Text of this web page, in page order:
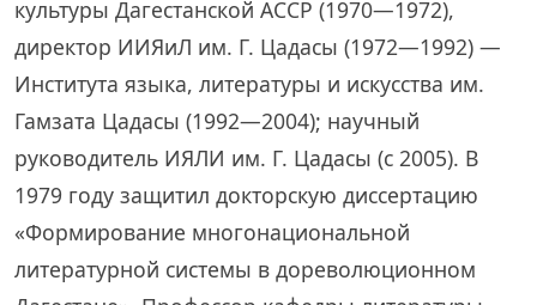
культуры Дагестанской АССР (1970—1972),
директор ИИЯиЛ им. Г. Цадасы (1972—1992) —
Института языка, литературы и искусства им.
Гамзата Цадасы (1992—2004); научный
руководитель ИЯЛИ им. Г. Цадасы (с 2005). В
1979 году защитил докторскую диссертацию
«Формирование многонациональной
литературной системы в дореволюционном